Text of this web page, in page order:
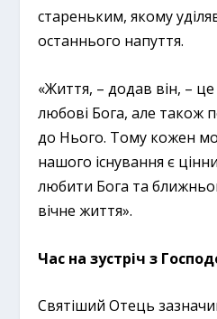
стареньким, якому
останнього напуття.
«Життя, – додав він, –
любові Бога, але також
до Нього. Тому кожен
нашого існування є
любити Бога та
вічне життя».
Час на зустріч з
Святіший Отець